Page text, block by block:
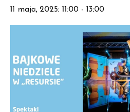
11 maja, 2025: 11:00 - 13:00